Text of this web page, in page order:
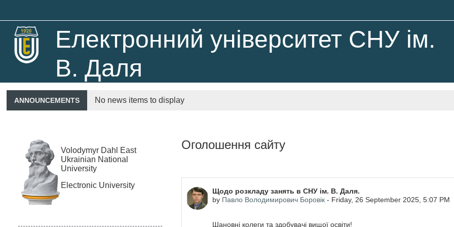
Корисні посилання
Головний сайт СНУ ім. В. Даля
Розклад занять
Національне агентство із забезпечення якості вищої освіти
Електронний університет СНУ ім.
В. Даля
ANNOUNCEMENTS No news items to display
Оголошення сайту
Щодо розкладу занять в СНУ ім. В. Даля.
by Павло Володимирович Боровік - Friday, 26 September 2025, 5:07 PM
Шановні колеги та здобувачі вищої освіти!
Volodymyr Dahl
East
Ukrainian National
University
Electronic University